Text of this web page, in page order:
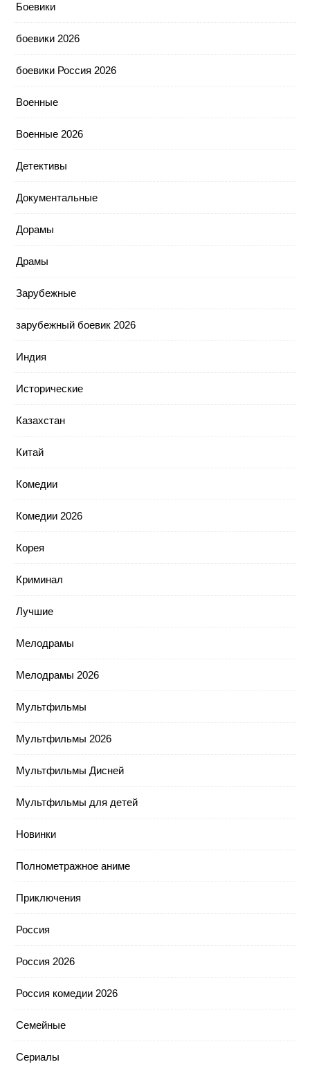
Боевики
боевики 2026
боевики Россия 2026
Военные
Военные 2026
Детективы
Документальные
Дорамы
Драмы
Зарубежные
зарубежный боевик 2026
Индия
Исторические
Казахстан
Китай
Комедии
Комедии 2026
Корея
Криминал
Лучшие
Мелодрамы
Мелодрамы 2026
Мультфильмы
Мультфильмы 2026
Мультфильмы Дисней
Мультфильмы для детей
Новинки
Полнометражное аниме
Приключения
Россия
Россия 2026
Россия комедии 2026
Семейные
Сериалы